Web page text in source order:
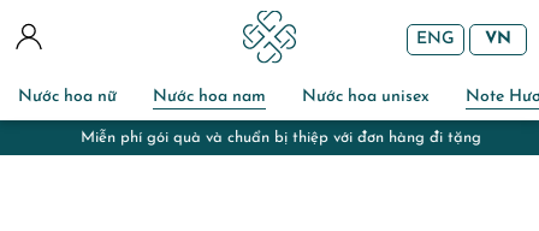
Nước hoa nữ Nước hoa nam Nước hoa unisex Note
ENG VN
Miễn phí gói quà và chuẩn bị thiệp với đơn hàng đi tặng